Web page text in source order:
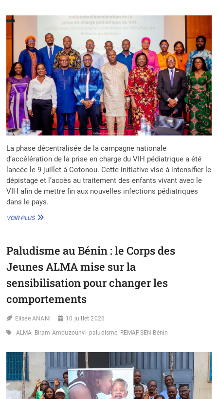
La phase décentralisée de la campagne nationale
d’accélération de la prise en charge du VIH pédiatrique a été
lancée le 9 juillet à Cotonou. Cette initiative vise à intensifier le
dépistage et l’accès au traitement des enfants vivant avec le
VIH afin de mettre fin aux nouvelles infections pédiatriques
dans le pays.
VOIR PLUSACCÉLÉRATION
EN
PÉDIATRIQUE
DU
VIH
BÉNIN
LA
PHASE
CAMPAGNE
NATIONALE
OFFICIELLEMENT
LANCÉE
Paludisme au Bénin : le Corps des
Jeunes ALMA mise sur la
sensibilisation pour changer les
comportements
Elisée ANANI 10 juillet 2026
ALMA Biram Amouzounvi paludisme REMAPSEN Bénin